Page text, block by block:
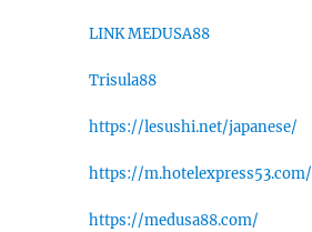
LINK MEDUSA88
Trisula88
https://lesushi.net/japanese/
https://m.hotelexpress53.com/
https://medusa88.com/